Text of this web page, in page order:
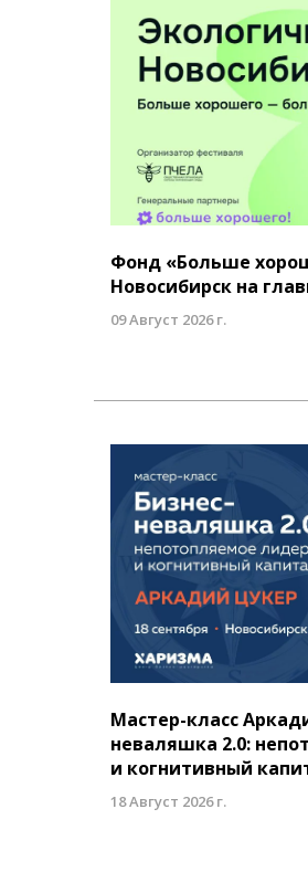
Фонд «Больше
Новосибирск на
09 Август 2026 г.
Мастер-класс
неваляшка 2.0:
и когнитивный
18 Август 2026 г.